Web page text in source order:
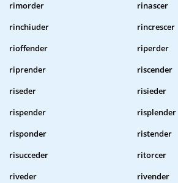
rimorder
rinascer
rinchiuder
rincrescer
rioffender
riperder
riprender
riscender
riseder
risieder
rispender
risplender
risponder
ristender
risucceder
ritorcer
riveder
rivender